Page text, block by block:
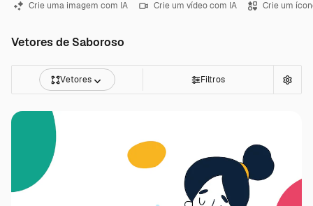
Crie uma imagem com IA Crie um vídeo com IA Crie um
Vetores de Saboroso
Vetores Filtros